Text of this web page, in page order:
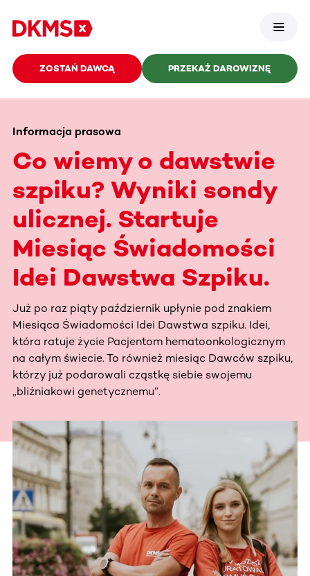
ZOSTAŃ DAWCĄ PRZEKAŻ DAROWIZNĘ
Informacja prasowa
Co wiemy o dawstwie
szpiku? Wyniki sondy
ulicznej. Startuje
Miesiąc Świadomości
Idei Dawstwa Szpiku.
Już po raz piąty październik upłynie pod znakiem
Miesiąca Świadomości Idei Dawstwa szpiku. Idei,
która ratuje życie Pacjentom hematoonkologicznym
na całym świecie. To również miesiąc Dawców szpiku,
którzy już podarowali cząstkę siebie swojemu
„bliźniakowi genetycznemu”.